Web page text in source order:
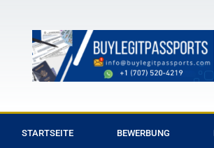
springen
STARTSEITE BEWERBUNG